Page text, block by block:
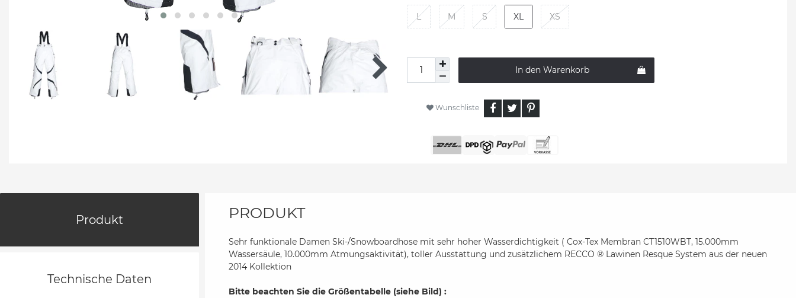
L M S XL XS
In den Warenkorb
Wunschliste
Produkt
Technische Daten
PRODUKT
Sehr funktionale Damen Ski-/Snowboardhose mit sehr hoher Wasserdichtigkeit ( Cox-Tex Membran CT1510WBT, 15.000mm
Wassersäule, 10.000mm Atmungsaktivität), toller Ausstattung und zusätzlichem RECCO ® Lawinen Resque System aus der neuen
2014 Kollektion
Bitte beachten Sie die Größentabelle (siehe Bild) :